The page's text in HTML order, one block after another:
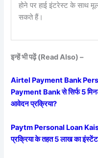
होने पर हाई इंटरेस्ट के साथ
सकते हैं।
इन्हें भी पढ़ें (Read Also) –
Airtel Payment Bank
Payment Bank से सिर्फ 5
आवेदन प्रक्रिया?
Paytm Personal Loan
प्रक्रिया के तहत 5 लाख का